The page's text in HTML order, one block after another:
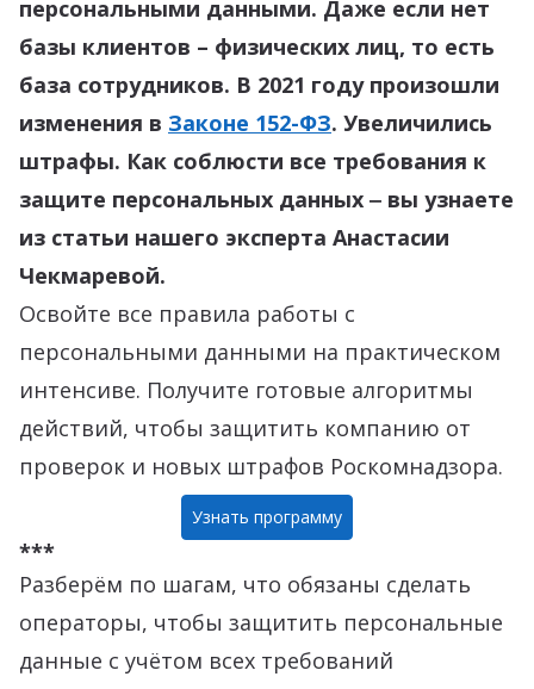
персональными данными. Даже если нет
базы клиентов – физических лиц, то есть
база сотрудников. В 2021 году произошли
изменения в Законе 152-ФЗ. Увеличились
штрафы. Как соблюсти все требования к
защите персональных данных ‒ вы узнаете
из статьи нашего эксперта Анастасии
Чекмаревой.
Освойте все правила работы с
персональными данными на практическом
интенсиве. Получите готовые алгоритмы
действий, чтобы защитить компанию от
проверок и новых штрафов Роскомнадзора.
Узнать программу
***
Разберём по шагам, что обязаны сделать
операторы, чтобы защитить персональные
данные с учётом всех требований